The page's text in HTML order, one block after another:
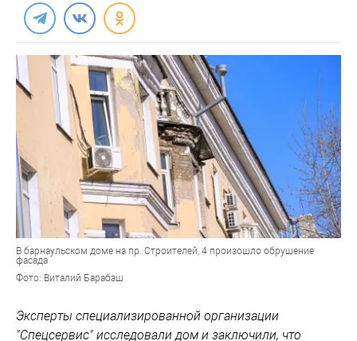
В барнаульском доме на пр. Строителей, 4 произошло обрушение
фасада
Фото: Виталий Барабаш
Эксперты специализированной организации
"Спецсервис" исследовали дом и заключили, что